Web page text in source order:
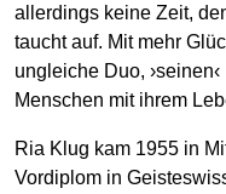
allerdings keine Zeit,
taucht auf. Mit mehr
ungleiche Duo,
Menschen mit ihrem
Ria Klug kam 1955 in
Vordiplom in